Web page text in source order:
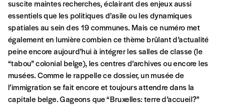
revue en format papier ou numérique.
Vous renseignez vos coordonnées.
Vous versez le montant de votre choix sur le
compteIBAN BE34 0010 7305
2190avec en communication le numéro de
la commande renseigné dans le mail de
confirmation et la mention “participation
Imag”.
suscite maintes recherches, éclairant des enjeux aussi
essentiels que les politiques d’asile ou les dynamiques
spatiales au sein des 19 communes. Mais ce numéro met
également en lumière combien ce thème brûlant d’actualité
peine encore aujourd’hui à intégrer les salles de classe (le
“tabou” colonial belge), les centres d’archives ou encore les
musées. Comme le rappelle ce dossier, un musée de
l’immigration se fait encore et toujours attendre dans la
capitale belge. Gageons que “Bruxelles: terre d’accueil?”